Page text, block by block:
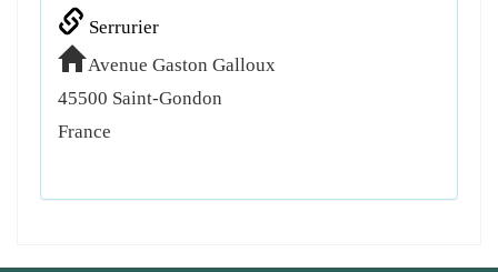
Serrurier
Avenue Gaston Galloux
45500 Saint-Gondon
France